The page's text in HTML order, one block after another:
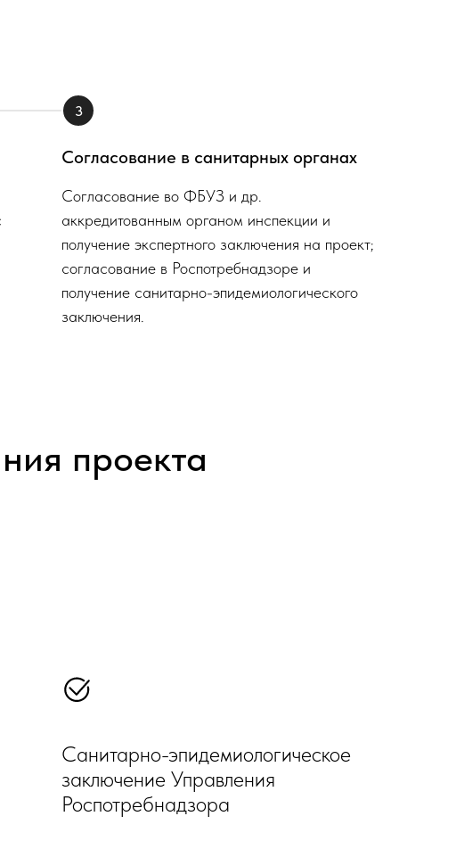
3
Согласование в санитарных органах
Согласование во ФБУЗ и др.
аккредитованным органом инспекции и
получение экспертного заключения на проект;
согласование в Роспотребнадзоре и
получение санитарно-эпидемиологического
заключения.
проекта
Санитарно-эпидемиологическое
заключение Управления
Роспотребнадзора